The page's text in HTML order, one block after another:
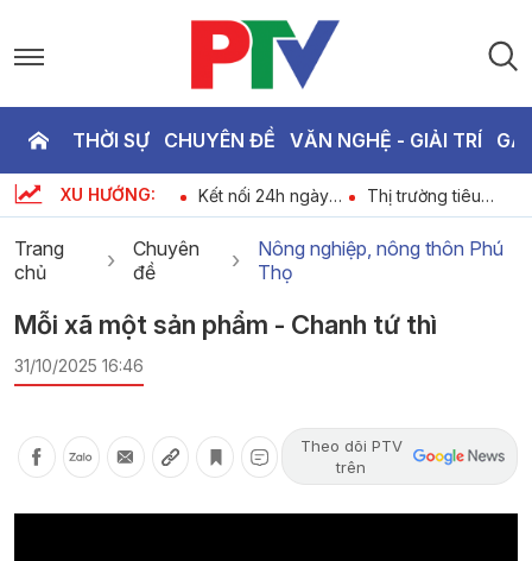
THỜI SỰ CHUYÊN ĐỀ VĂN NGHỆ - GIẢI TRÍ
XU HƯỚNG:
Bản tin 18h30 ngày
9-8-2026
Kết nối 24h ngày
09-08-2026
Thị trường tiêu
dùng ngày 09-08-
2026
Trang
chủ
Chuyên
đề
Nông nghiệp, nông thôn Phú
Thọ
Mỗi xã một sản phẩm - Chanh tứ thì
31/10/2025 16:46
Theo dõi PTV
trên